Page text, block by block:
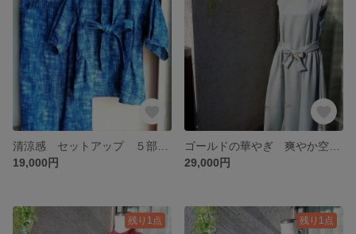
19,000円
29,000円
残り1点 残り1点